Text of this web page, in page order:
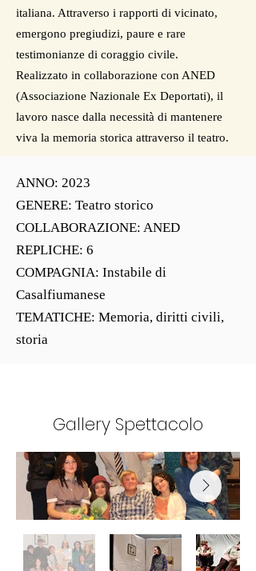
italiana. Attraverso i rapporti di vicinato,
emergono pregiudizi, paure e rare
testimonianze di coraggio civile.
Realizzato in collaborazione con ANED
(Associazione Nazionale Ex Deportati), il
lavoro nasce dalla necessità di mantenere
viva la memoria storica attraverso il teatro.
ANNO: 2023
GENERE: Teatro storico
COLLABORAZIONE: ANED
REPLICHE: 6
COMPAGNIA: Instabile di
Casalfiumanese
TEMATICHE: Memoria, diritti civili,
storia
Gallery Spettacolo